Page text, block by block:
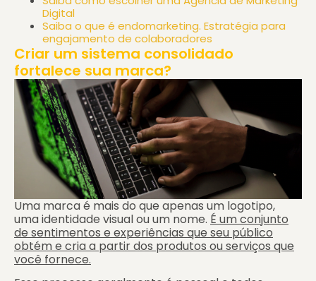
Digital
Saiba o que é endomarketing. Estratégia para
engajamento de colaboradores
Criar um sistema consolidado
fortalece sua marca?
Uma marca é mais do que apenas um logotipo,
uma identidade visual ou um nome. É um conjunto
de sentimentos e experiências que seu público
obtém e cria a partir dos produtos ou serviços que
você fornece.